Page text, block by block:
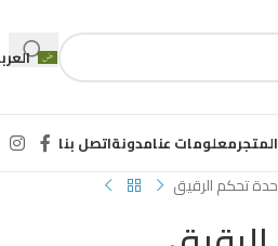
المتجرمعلومات عنامدونةاتصل بنا